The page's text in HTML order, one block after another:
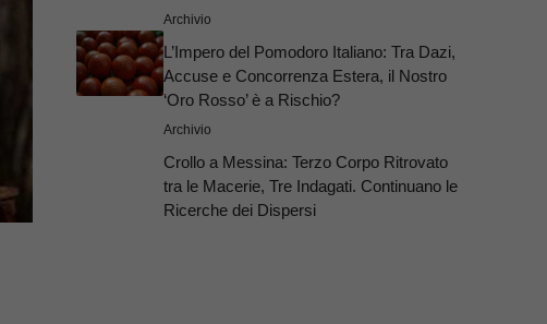
Archivio
L’Impero del Pomodoro Italiano: Tra Dazi,
Accuse e Concorrenza Estera, il Nostro
‘Oro Rosso’ è a Rischio?
Archivio
Crollo a Messina: Terzo Corpo Ritrovato
tra le Macerie, Tre Indagati. Continuano le
Ricerche dei Dispersi